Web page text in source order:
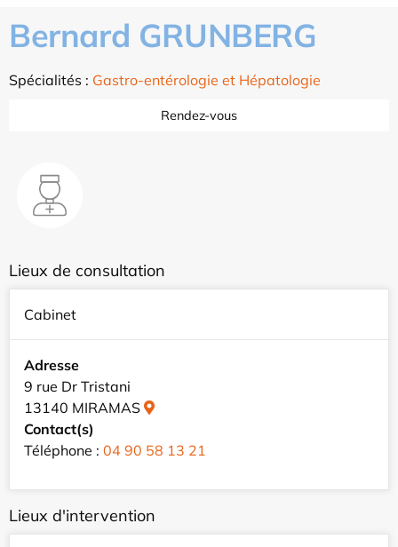
Bernard GRUNBERG
Spécialités : Gastro-entérologie et Hépatologie
Rendez-vous
Lieux de consultation
Cabinet
Adresse
9 rue Dr Tristani
13140 MIRAMAS
Contact(s)
Téléphone : 04 90 58 13 21
Lieux d'intervention